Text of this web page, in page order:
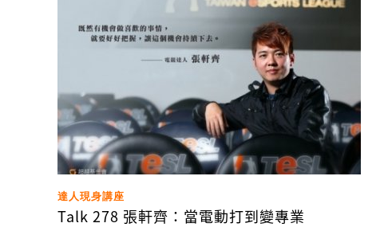
達人現身講座
Talk 278 張軒齊：當電動打到變專業